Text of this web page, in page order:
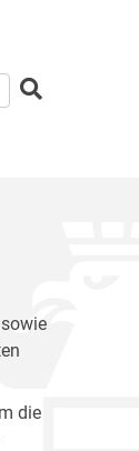
die